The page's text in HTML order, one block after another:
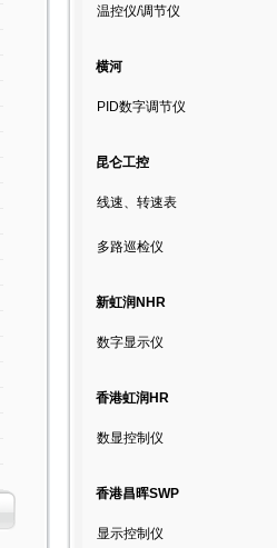
温控仪/调节仪
横河
PID数字调节仪
昆仑工控
线速、转速表
多路巡检仪
新虹润NHR
数字显示仪
香港虹润HR
数显控制仪
香港昌晖SWP
显示控制仪